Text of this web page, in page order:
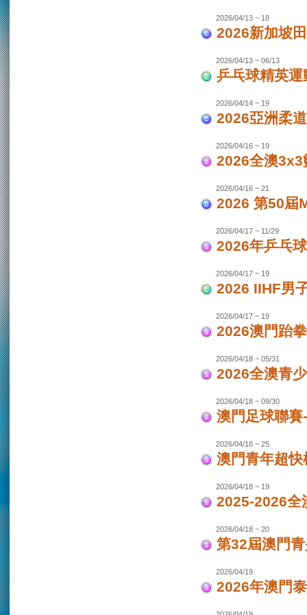
2026/04/13 ~ 18
2026新加坡
2026/04/13 ~ 06/13
乒乓球精英
2026/04/14 ~ 19
2026亞洲柔
2026/04/16 ~ 19
2026全澳3x3
2026/04/16 ~ 21
2026 第50屆
2026/04/17 ~ 11/29
2026年乒乓
2026/04/17 ~ 19
2026 IIHF男
2026/04/17 ~ 19
2026澳門跆
2026/04/18 ~ 05/31
2026全澳青
2026/04/18 ~ 09/30
澳門足球聯
2026/04/18 ~ 25
澳門青年超快
2026/04/18 ~ 19
2025-2026全
2026/04/18 ~ 20
第32屆澳門
2026/04/19
2026年澳門